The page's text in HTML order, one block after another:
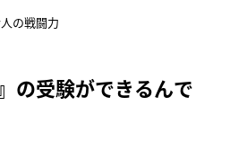
の戦闘力
の受験ができるんで